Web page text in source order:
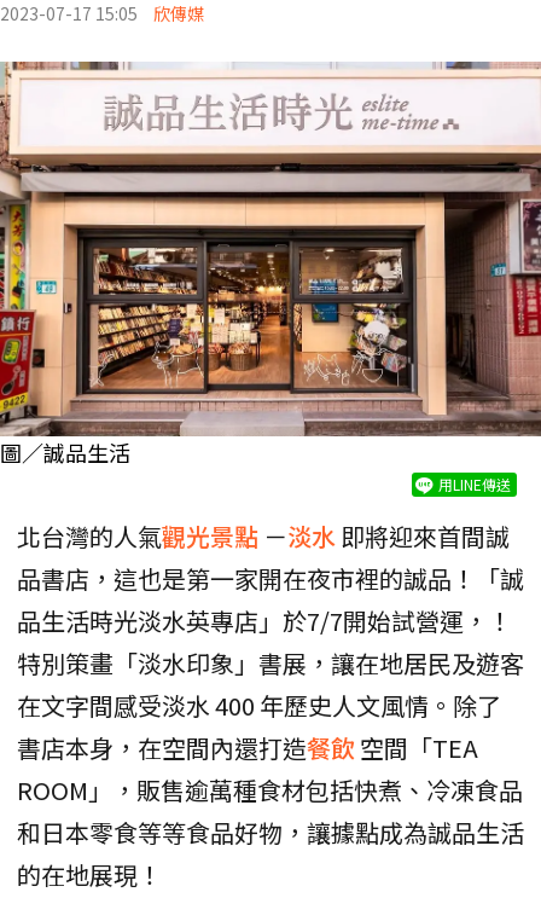
2023-07-17 15:05 欣傳媒
圖／誠品生活
用LINE傳送
北台灣的人氣觀光景點 －淡水 即將迎來首間誠
品書店，這也是第一家開在夜市裡的誠品！「誠
品生活時光淡水英專店」於7/7開始試營運，！
特別策畫「淡水印象」書展，讓在地居民及遊客
在文字間感受淡水 400 年歷史人文風情。除了
書店本身，在空間內還打造餐飲 空間「TEA
ROOM」，販售逾萬種食材包括快煮、冷凍食品
和日本零食等等食品好物，讓據點成為誠品生活
的在地展現！